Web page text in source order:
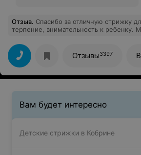
Отзыв. Спасибо за отличную стрижку
терпение, внимательность к ребенку.
Отзывы3397
Вам будет интересно
Детские стрижки в Кобрине